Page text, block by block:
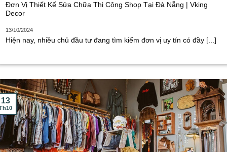
Đơn Vị Thiết Kế Sửa Chữa Thi Công Shop Tại Đà Nẵng | Vking
Decor
13/10/2024
Hiện nay, nhiều chủ đầu tư đang tìm kiếm đơn vị uy tín có đầy [...]
13